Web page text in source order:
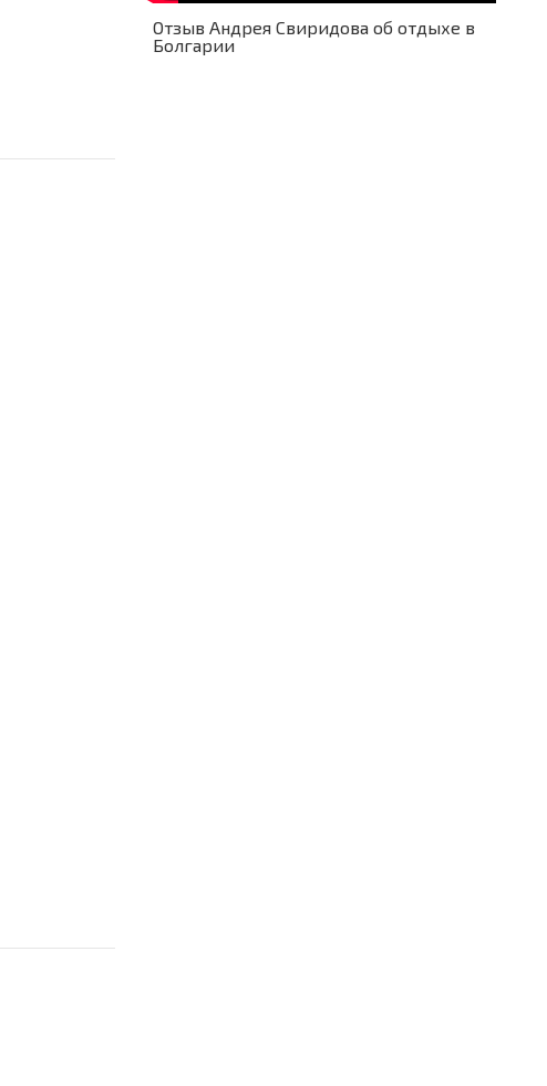
Отзыв Андрея Свиридова об отдыхе в
Болгарии